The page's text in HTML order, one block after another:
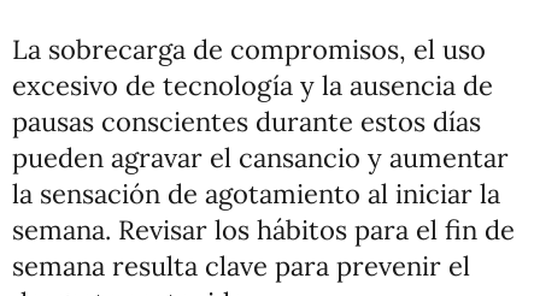
La sobrecarga de compromisos, el uso
excesivo de tecnología y la ausencia de
pausas conscientes durante estos días
pueden agravar el cansancio y aumentar
la sensación de agotamiento al iniciar la
semana. Revisar los hábitos para el fin de
semana resulta clave para prevenir el